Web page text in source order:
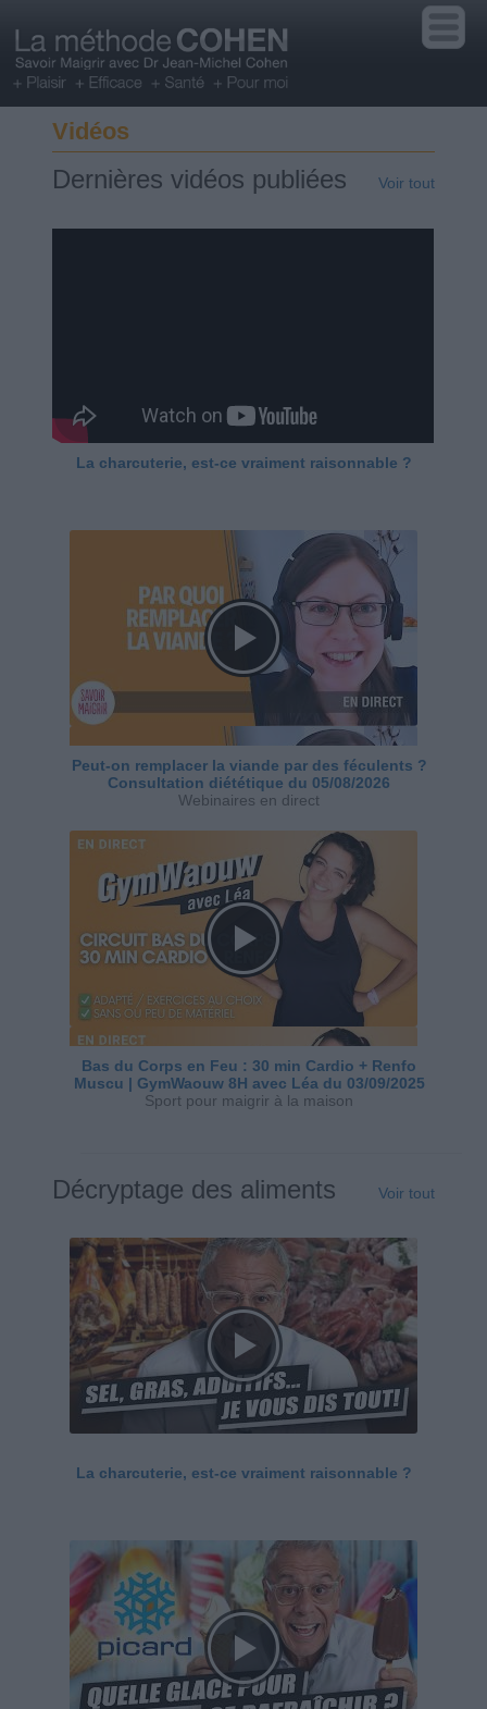
Vidéos
Dernières vidéos publiées Voir tout
La charcuterie, est-ce vraiment raisonnable ?
Peut-on remplacer la viande par des féculents ?
Consultation diététique du 05/08/2026
Webinaires en direct
Bas du Corps en Feu : 30 min Cardio + Renfo
Muscu | GymWaouw 8H avec Léa du 03/09/2025
Sport pour maigrir à la maison
Décryptage des aliments Voir tout
La charcuterie, est-ce vraiment raisonnable ?